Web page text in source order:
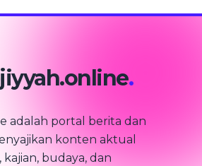
.
adalah portal berita dan
konten aktual
budaya, dan